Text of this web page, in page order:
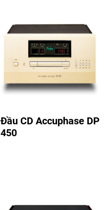
Đầu CD Accuphase DP
450